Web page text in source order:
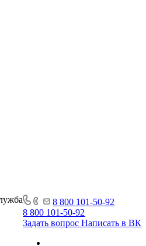
8 800 101-50-92
8 800 101-50-92
Задать вопрос Написать в ВК